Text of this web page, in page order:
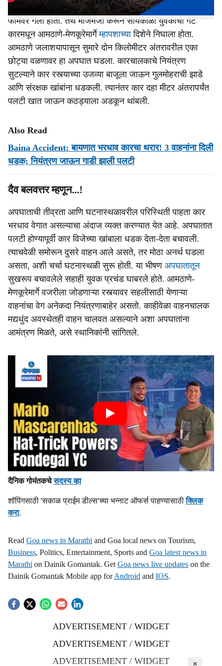
बार्देशमधील सहा युवकांचा एक गट सहलीसाठी आमठाणे येथील
फार्मवर गेला होता. तेथे मौजमजा करून सायंकाळी युवकांचा गट
कारमधून आमठाणे-मेणकूरेमार्गेम्हापशाच्यादिशेने निघाला होता.
आमठाणे जलाशयापासून सुमारे दोन किलोमीटर अंतरावरील एका
छोट्या वळणावर हा अपघात घडला. कारचालकाचे नियंत्रण
सुटल्याने कार रस्त्याच्या उजव्या बाजूला जाऊन गुलमोहराची झाडे
आणि संरक्षक खांबांना धडकली. त्यानंतर कार दहा मीटर अंतरापर्यंत
पलटी खात जाऊन कठड्याला अडकून थांबली.
Also Read
Baina Accident: बायणात भरधाव कारचा थरार! 3 वाहनांना दिली
धडक; नियंत्रण जाऊन गाडी झाली पलटी
दैव बलवत्तर म्हणून...!
अपघाताची तीव्रता आणि घटनास्थळावरील परिस्थिती पाहता कार
भरधाव वेगात असल्याचा अंदाज व्यक्त करण्यात येत आहे. अपघातात
पलटी होण्यापूर्वी कार विजेच्या खांबाला धडक देता-देता बचावली.
त्याचवेळी समोरून दुसरे वाहन आले असते, तर मोठा अनर्थ घडला
असता, अशी चर्चा घटनास्थळी सुरू होती. या भीषण अपघातातून
सुखरूप बचावलेले सहाही युवक प्रचंड घाबरले होते. आमठाणे-
मेणकूरेमार्गे वजरीला जोडणाऱ्या रस्त्यावर सहलीसाठी येणाऱ्या
वाहनांचा वेग अनेकदा नियंत्रणाबाहेर असतो. काहीवेळा वाहनचालक
मद्यधुंद अवस्थेतही वाहन चालवत असल्याने अशा अपघातांना
आमंत्रण मिळते, असे स्थानिकांनी सांगितले.
दैनिक गोमंतकचेसदस्य व्हा
शॉपिंगसाठी 'सकाळ प्राईम डील्स'च्या भन्नाट ऑफर्स पाहण्यासाठीक्लिक
करा.
Read Goa news in Marathi and Goa local news on Tourism,
Business, Politics, Entertainment, Sports and Goa latest news in
Marathi on Dainik Gomantak. Get Goa news live updates on the
Dainik Gomantak Mobile app forAndroid and IOS.
ADVERTISEMENT / WIDGET
ADVERTISEMENT / WIDGET
ADVERTISEMENT / WIDGET
×